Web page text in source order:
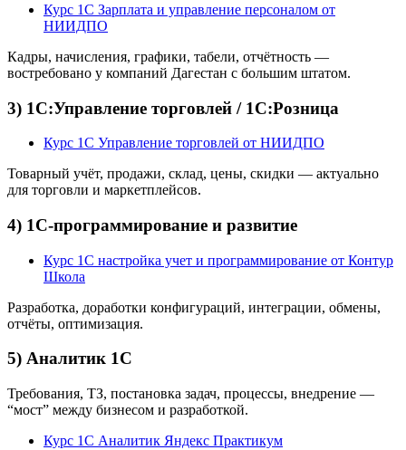
Курс 1С Зарплата и управление персоналом от
НИИДПО
Кадры, начисления, графики, табели, отчётность —
востребовано у компаний Дагестан с большим штатом.
3) 1С:Управление торговлей / 1С:Розница
Курс 1С Управление торговлей от НИИДПО
Товарный учёт, продажи, склад, цены, скидки — актуально
для торговли и маркетплейсов.
4) 1С-программирование и развитие
Курс 1С настройка учет и программирование от Контур
Школа
Разработка, доработки конфигураций, интеграции, обмены,
отчёты, оптимизация.
5) Аналитик 1С
Требования, ТЗ, постановка задач, процессы, внедрение —
“мост” между бизнесом и разработкой.
Курс 1С Аналитик Яндекс Практикум